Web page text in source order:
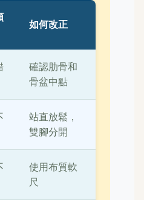
如何改正
確認肋骨和
骨盆中點
站直放鬆，
雙腳分開
使用布質軟
尺